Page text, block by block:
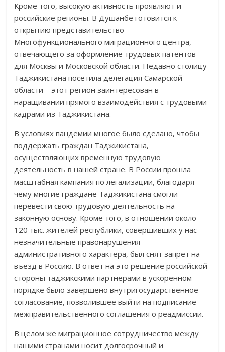
Кроме того, высокую активность проявляют и
российские регионы. В Душанбе готовится к
открытию представительство
Многофункционального миграционного центра,
отвечающего за оформление трудовых патентов
для Москвы и Московской области. Недавно столицу
Таджикистана посетила делегация Самарской
области – этот регион заинтересован в
наращивании прямого взаимодействия с трудовыми
кадрами из Таджикистана.
В условиях пандемии многое было сделано, чтобы
поддержать граждан Таджикистана,
осуществляющих временную трудовую
деятельность в нашей стране. В России прошла
масштабная кампания по легализации, благодаря
чему многие граждане Таджикистана смогли
перевести свою трудовую деятельность на
законную основу. Кроме того, в отношении около
120 тыс. жителей республики, совершивших у нас
незначительные правонарушения
административного характера, был снят запрет на
въезд в Россию. В ответ на это решение российской
стороны таджикскими партнерами в ускоренном
порядке было завершено внутригосударственное
согласование, позволившее выйти на подписание
межправительственного соглашения о реадмиссии.
В целом же миграционное сотрудничество между
нашими странами носит долгосрочный и